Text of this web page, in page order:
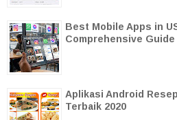
Best Mobile Apps in
Comprehensive Guide
Aplikasi Android
Terbaik 2020